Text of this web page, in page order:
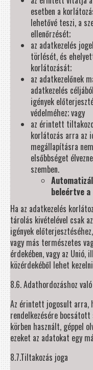
esetben a
lehetővé teszi, a
ellenőrzését;
az adatkezelés
törlését, és
korlátozását;
az adatkezelőnek
adatkezelés
igények
védelméhez; vagy
az érintett
korlátozás arra az
megállapításra
elsőbbséget
szemben.
beleértve a
Ha az adatkezelés
tárolás kivételével csak
igények
vagy más természetes
érdekében, vagy az
közérdekéből lehet
8.6. Adathordozáshoz
Az érintett jogosult arra,
rendelkezésére
körben használt, géppel
ezeket az adatokat egy
8.7.Tiltakozás joga